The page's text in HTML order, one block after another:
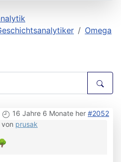
Omega
16 Jahre 6 Monate her #2052
von prusak